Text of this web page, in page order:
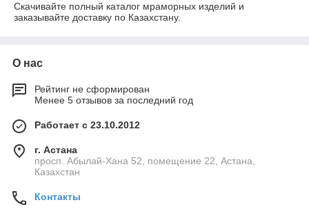
Скачивайте полный каталог мраморных изделий и
заказывайте доставку по Казахстану.
О нас
Рейтинг не сформирован
Менее 5 отзывов за последний год
Работает с 23.10.2012
г. Астана
просп. Абылай-Хана 52, помещение 22, Астана,
Казахстан
Контакты